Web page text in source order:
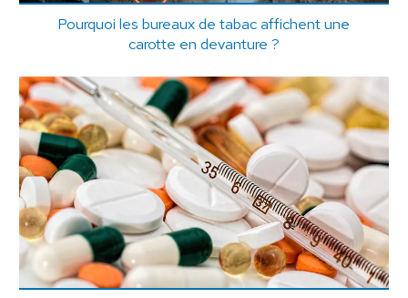
Pourquoi les bureaux de tabac affichent une
carotte en devanture ?